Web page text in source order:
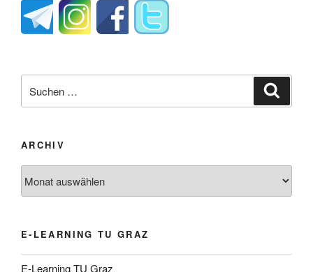
nach:
ARCHIV
E-LEARNING TU GRAZ
E-Learning TU Graz